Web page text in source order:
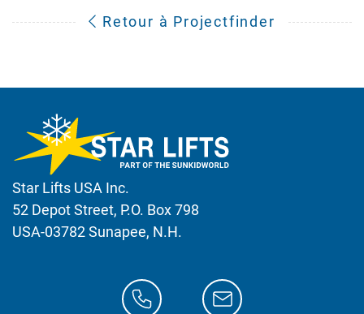
Retour à Projectfinder
Star Lifts USA Inc.
52 Depot Street, P.O. Box 798
USA-03782 Sunapee, N.H.